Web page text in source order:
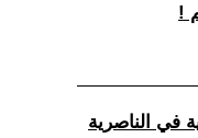
في الناصرية